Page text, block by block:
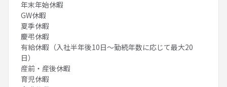
年末年始休暇
GW休暇
夏季休暇
慶弔休暇
有給休暇（入社半年後10日〜勤続年数に応じて最大20
日）
産前・産後休暇
育児休暇